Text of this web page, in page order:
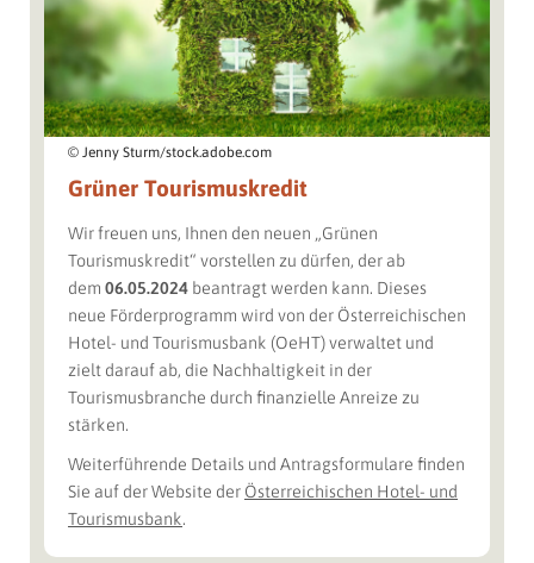
© Jenny Sturm/stock.adobe.com
Grüner Tourismuskredit
Wir freuen uns, Ihnen den neuen „Grünen
Tourismuskredit“ vorstellen zu dürfen, der ab
dem 06.05.2024 beantragt werden kann. Dieses
neue Förderprogramm wird von der Österreichischen
Hotel- und Tourismusbank (OeHT) verwaltet und
zielt darauf ab, die Nachhaltigkeit in der
Tourismusbranche durch finanzielle Anreize zu
stärken.
Weiterführende Details und Antragsformulare finden
Sie auf der Website der Österreichischen Hotel- und
Tourismusbank.